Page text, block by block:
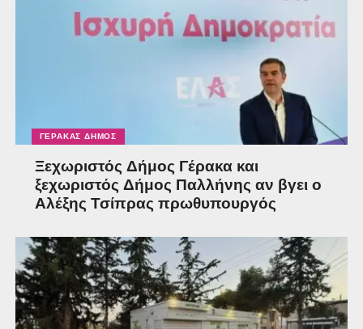
ΓΈΡΑΚΑΣ ΔΉΜΟΣ
Ξεχωριστός Δήμος Γέρακα και
ξεχωριστός Δήμος Παλλήνης αν βγει ο
Αλέξης Τσίπρας πρωθυπουργός